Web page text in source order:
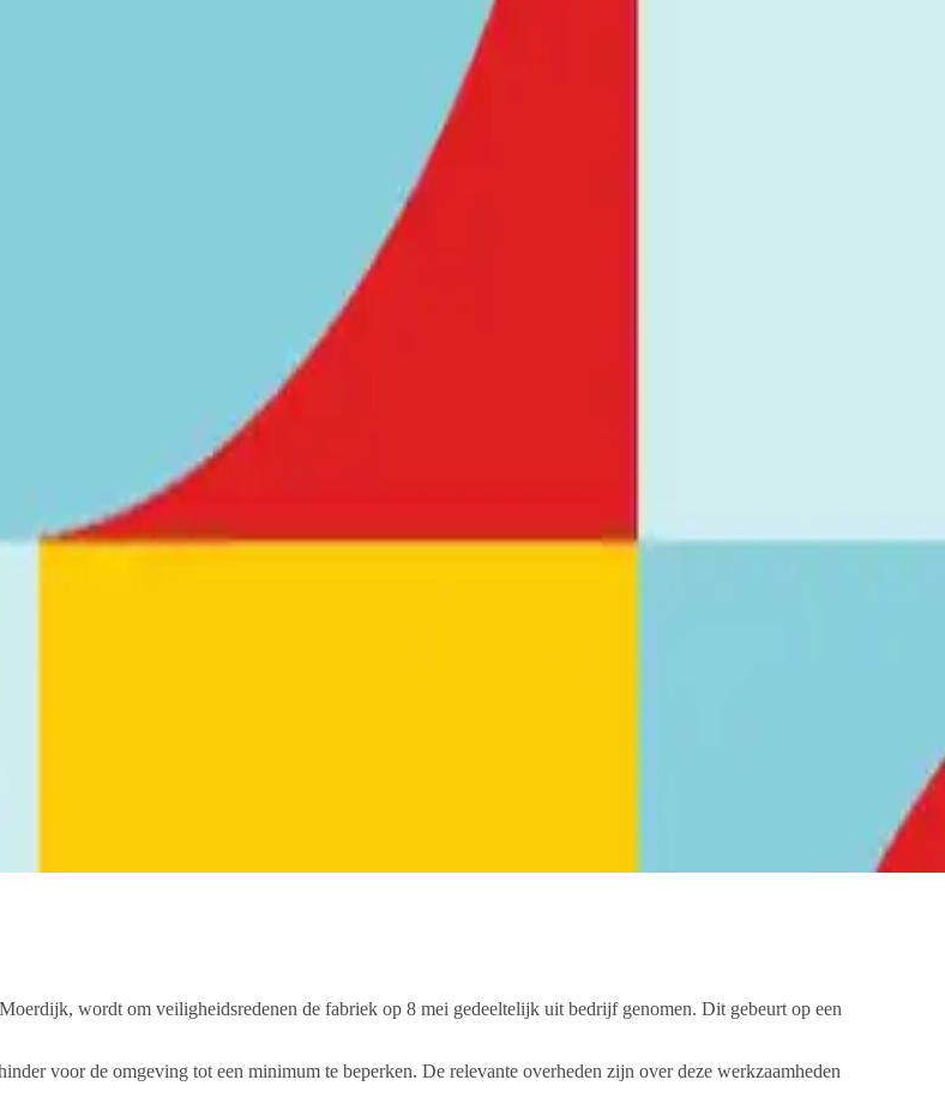
wordt om veiligheidsredenen de fabriek op 8 mei gedeeltelijk uit bedrijf genomen. Dit gebeurt op een
voor de omgeving tot een minimum te beperken. De relevante overheden zijn over deze werkzaamheden